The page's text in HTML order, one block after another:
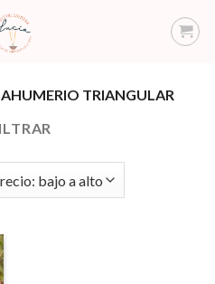
TRIANGULAR